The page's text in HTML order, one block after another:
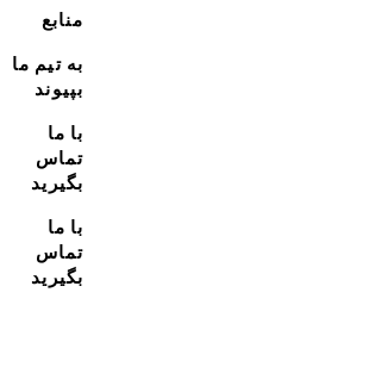
منابع
به تیم ما
بپیوند
با ما
تماس
بگیرید
با ما
تماس
بگیرید